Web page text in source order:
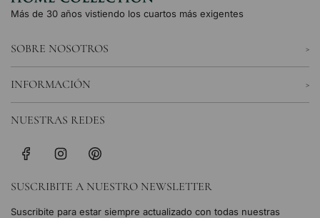
Más de 30 años vistiendo los cuartos más exigentes
SOBRE NOSOTROS
INFORMACIÓN
SUSCRIBITE A NUESTRO NEWSLETTER
Suscribite para estar siempre actualizado con todas nuestras
NUESTRAS REDES